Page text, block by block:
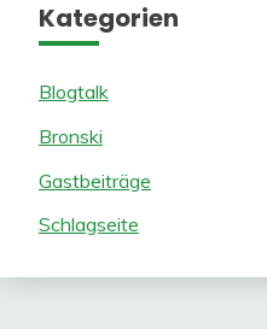
Kategorien
Blogtalk
Bronski
Gastbeiträge
Schlagseite